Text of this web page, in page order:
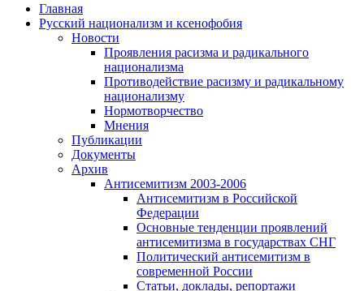
Главная
Русский национализм и ксенофобия
Новости
Проявления расизма и радикального
национализма
Противодействие расизму и радикальному
национализму
Нормотворчество
Мнения
Публикации
Документы
Архив
Антисемитизм 2003-2006
Антисемитизм в Российской
Федерации
Основные тенденции проявлений
антисемитизма в государствах СНГ
Политический антисемитизм в
современной России
Статьи, доклады, репортажи